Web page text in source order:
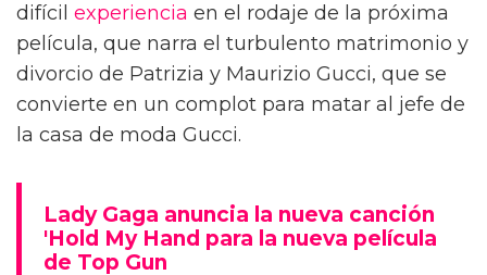
difícil experiencia en el rodaje de la próxima
película, que narra el turbulento matrimonio y
divorcio de Patrizia y Maurizio Gucci, que se
convierte en un complot para matar al jefe de
la casa de moda Gucci.
Lady Gaga anuncia la nueva canción
'Hold My Hand para la nueva película
de Top Gun